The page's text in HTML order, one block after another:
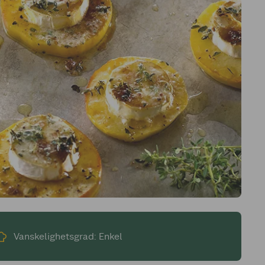
Vanskelighetsgrad: Enkel